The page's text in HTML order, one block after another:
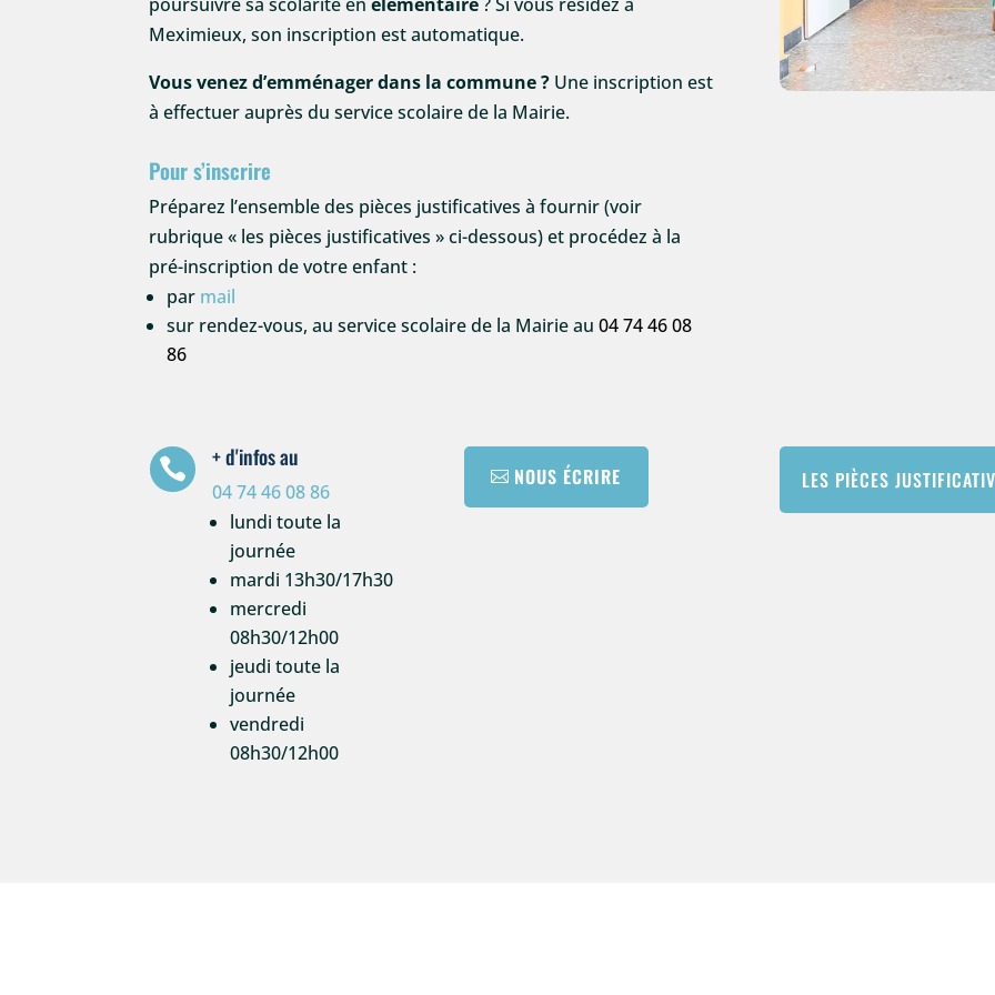
Meximieux, son inscription est automatique.
Vous venez d’emménager dans la commune ? Une inscription est
à effectuer auprès du service scolaire de la Mairie.
Pour s’inscrire
Préparez l’ensemble des pièces justificatives à fournir (voir
rubrique « les pièces justificatives » ci-dessous) et procédez à la
pré-inscription de votre enfant :
par mail
sur rendez-vous, au service scolaire de la Mairie au04 74 46 08
86
 + d'infos au
04 74 46 08 86
lundi toute la
journée
mardi 13h30/17h30
mercredi
08h30/12h00
jeudi toute la
journée
vendredi
08h30/12h00
NOUS ÉCRIRE LES PIÈCES